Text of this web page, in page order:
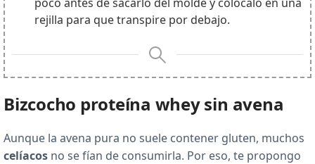
rejilla para que transpire por debajo.
Bizcocho proteína whey sin avena
Aunque la avena pura no suele contener gluten, muchos
celíacos no se fían de consumirla. Por eso, te propongo